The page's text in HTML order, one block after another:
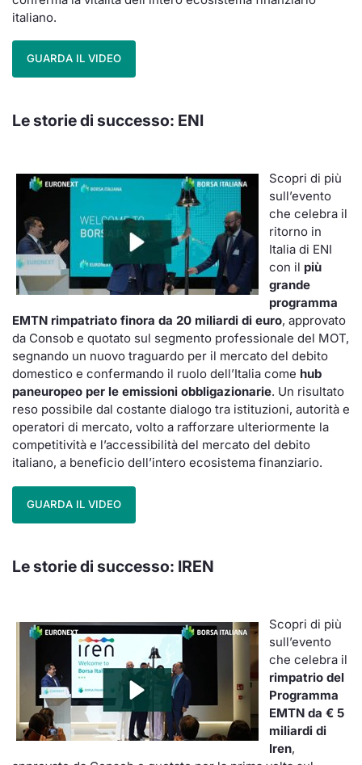
italiano.
GUARDA IL VIDEO
Le storie di successo: ENI
Scopri di più
sull’evento
che celebra il
ritorno in
Italia di ENI
con il più
grande
programma
EMTN rimpatriato finora da 20 miliardi di euro, approvato
da Consob e quotato sul segmento professionale del MOT,
segnando un nuovo traguardo per il mercato del debito
domestico e confermando il ruolo dell’Italia come hub
paneuropeo per le emissioni obbligazionarie. Un risultato
reso possibile dal costante dialogo tra istituzioni, autorità e
operatori di mercato, volto a rafforzare ulteriormente la
competitività e l’accessibilità del mercato del debito
italiano, a beneficio dell’intero ecosistema finanziario.
GUARDA IL VIDEO
Le storie di successo: IREN
Scopri di più
sull’evento
che celebra il
rimpatrio del
Programma
EMTN da € 5
miliardi di
Iren,